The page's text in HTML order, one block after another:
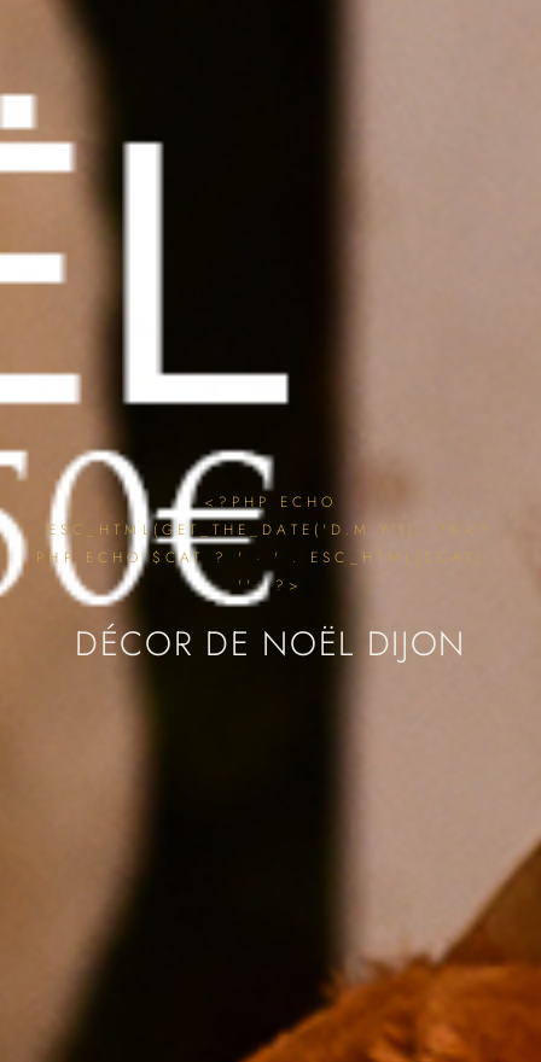
<?PHP ECHO
ESC_HTML(GET_THE_DATE('D.M.Y')); ?><?
PHP ECHO $CAT ? ' · ' . ESC_HTML($CAT) :
''; ?>
DÉCOR DE NOËL DIJON